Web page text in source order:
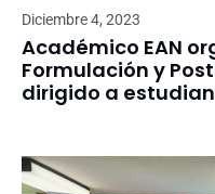
Diciembre 4, 2023
Académico EAN
Formulación y
dirigido a